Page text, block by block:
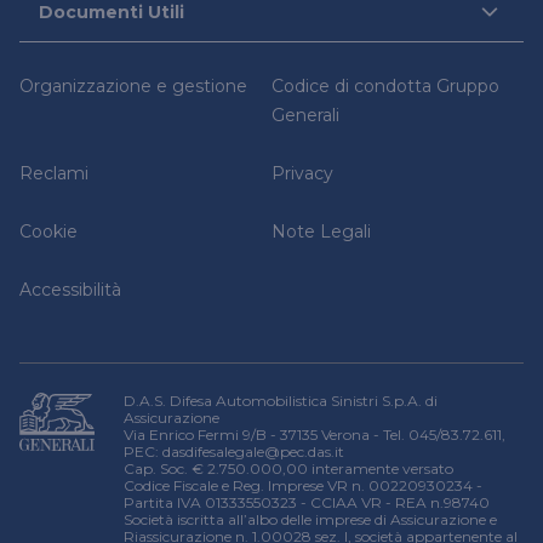
Magazine
Iniziative sociali
Richiedi una consulenza legale
Documenti Utili
Trasferimento Polizze
Relazione sulla solvibilità e condizioni finanziaria
Organizzazione e gestione
Codice di condotta Gruppo
Generali
Reclami Privacy
Cookie Note Legali
Accessibilità
D.A.S. Difesa Automobilistica Sinistri S.p.A. di
Assicurazione
Via Enrico Fermi 9/B - 37135 Verona - Tel. 045/83.72.611,
PEC: dasdifesalegale@pec.das.it
Cap. Soc. € 2.750.000,00 interamente versato
Codice Fiscale e Reg. Imprese VR n. 00220930234 -
Partita IVA 01333550323 - CCIAA VR - REA n.98740
Società iscritta all’albo delle imprese di Assicurazione e
Riassicurazione n. 1.00028 sez. I, società appartenente al